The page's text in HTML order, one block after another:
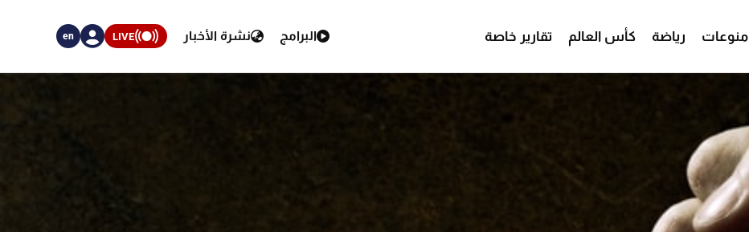
منوعات رياضة كأس العالم تقارير خاصة البرامج نشرة الأخبار LIVE
en